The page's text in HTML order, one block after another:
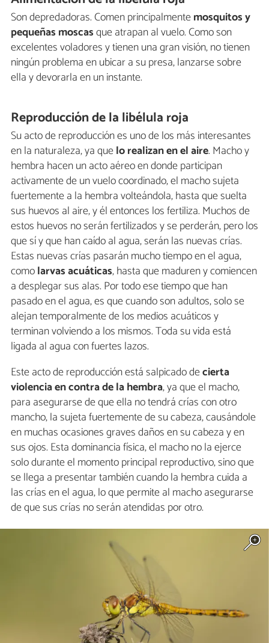
Son depredadoras. Comen principalmentemosquitos y
pequeñas moscasque atrapan al vuelo. Como son
excelentes voladores y tienen una gran visión, no tienen
ningún problema en ubicar a su presa, lanzarse sobre
ella y devorarla en un instante.
Reproducción de la libélula roja
Su acto de reproducción es uno de los más interesantes
en la naturaleza, ya quelo realizan en el aire. Macho y
hembra hacen un acto aéreo en donde participan
activamente de un vuelo coordinado, el macho sujeta
fuertemente a la hembra volteándola, hasta que suelta
sus huevos al aire, y él entonces los fertiliza. Muchos de
estos huevos no serán fertilizados y se perderán, pero los
que sí y que han caído al agua, serán las nuevas crías.
Estas nuevas crías pasarán mucho tiempo en el agua,
comolarvas acuáticas, hasta que maduren y comiencen
a desplegar sus alas. Por todo ese tiempo que han
pasado en el agua, es que cuando son adultos, solo se
alejan temporalmente de los medios acuáticos y
terminan volviendo a los mismos. Toda su vida está
ligada al agua con fuertes lazos.
Este acto de reproducción está salpicado decierta
violencia en contra de la hembra, ya que el macho,
para asegurarse de que ella no tendrá crías con otro
mancho, la sujeta fuertemente de su cabeza, causándole
en muchas ocasiones graves daños en su cabeza y en
sus ojos. Esta dominancia física, el macho no la ejerce
solo durante el momento principal reproductivo, sino que
se llega a presentar también cuando la hembra cuida a
las crías en el agua, lo que permite al macho asegurarse
de que sus crías no serán atendidas por otro.